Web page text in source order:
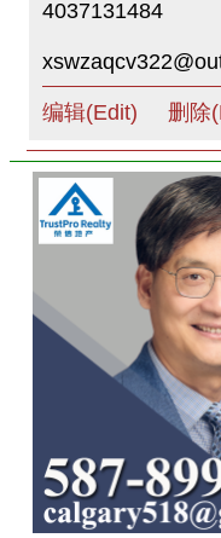
4037131484
编辑(Edit) 删除